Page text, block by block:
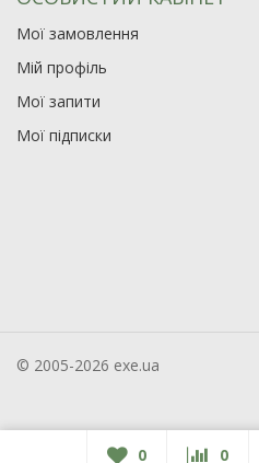
Мої замовлення
Мій профіль
Мої запити
Мої підписки
© 2005-2026 exe.ua
0 0